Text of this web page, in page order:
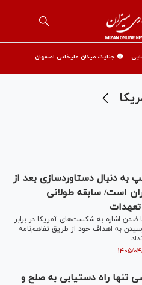
🟡 جنایت میدان علیخانی اصفهان
به دنبال دستاوردسازی بعد از
است/ سابقه طولانی
اشاره به شکست‌های آمریکا در برابر
به اهداف خود از طریق تفاهم‌نامه
تنها راه دستیابی به صلح و